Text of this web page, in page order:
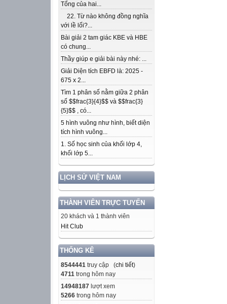
Tổng của hai...
22. Từ nào không đồng nghĩa
với lề lối?...
Bài giải 2 tam giác KBE và HBE
có chung...
Thầy giúp e giải bài này nhé: ...
Giải Diện tích EBFD là: 2025 -
675 x 2...
Tìm 1 phân số nằm giữa 2 phân
số $$frac{3}{4}$$ và $$frac{3}
{5}$$ , có...
5 hình vuông như hình, biết diện
tích hình vuông...
1. Số học sinh của khối lớp 4,
khối lớp 5...
LỊCH SỬ VIỆT NAM
THÀNH VIÊN TRỰC TUYẾN
20 khách và 1 thành viên
Hit Club
THỐNG KÊ
8544441 truy cập (chi tiết)
4711 trong hôm nay
14948187 lượt xem
5266 trong hôm nay